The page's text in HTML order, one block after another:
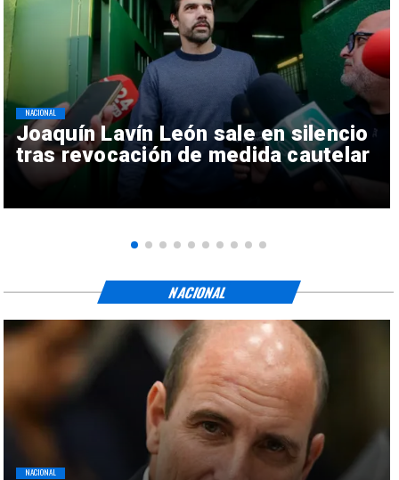
Joaquín Lavín León sale en silencio
tras revocación de medida cautelar
NACIONAL
NACIONAL
NACIONAL